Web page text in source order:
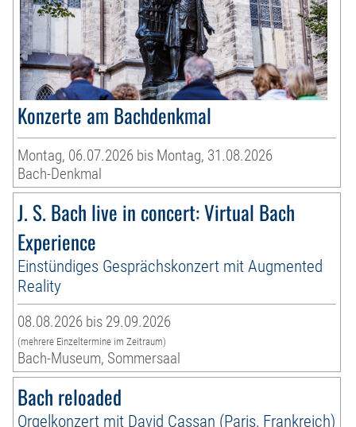
Konzerte am Bachdenkmal
Montag, 06.07.2026 bis Montag, 31.08.2026
Bach-Denkmal
J. S. Bach live in concert: Virtual Bach
Experience
Einstündiges Gesprächskonzert mit Augmented
Reality
08.08.2026 bis 29.09.2026
(mehrere Einzeltermine im Zeitraum)
Bach-Museum, Sommersaal
Bach reloaded
Orgelkonzert mit David Cassan (Paris, Frankreich)